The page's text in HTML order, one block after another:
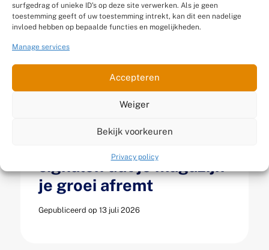
surfgedrag of unieke ID's op deze site verwerken. Als je geen
toestemming geeft of uw toestemming intrekt, kan dit een nadelige
invloed hebben op bepaalde functies en mogelijkheden.
Manage services
Accepteren
Weiger
Bekijk voorkeuren
Privacy policy
Wanneer is je WMS te
signalen dat je magazijn
je groei afremt
Gepubliceerd op 13 juli 2026